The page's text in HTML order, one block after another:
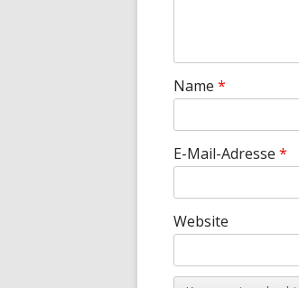
Name *
E-Mail-Adresse *
Website